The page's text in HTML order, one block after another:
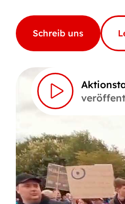
Schreib uns